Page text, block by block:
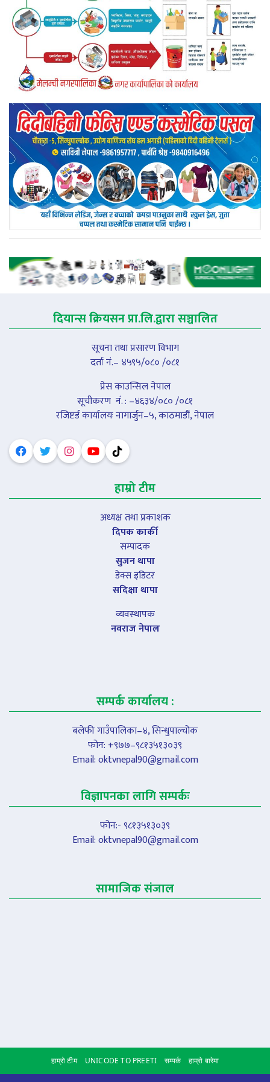
दियान्स क्रियसन प्रा.लि.द्वारा सञ्चालित
सूचना तथा प्रसारण विभाग
दर्ता नं.– ४५९५/०८० /०८१
प्रेस काउन्सिल नेपाल
सूचीकरण नंं. : –४६३४/०८० /०८१
रजिष्टर्ड कार्यालयः नागार्जुन–५, काठमाडौं, नेपाल
हाम्रो टीम
अध्यक्ष तथा प्रकाशक
दिपक कार्की
सम्पादक
सुजन थापा
डेक्स इडिटर
सदिक्षा थापा
व्यवस्थापक
नवराज नेपाल
सम्पर्क कार्यालय :
बलेफी गाउँपालिका–४, सिन्धुपाल्चोक
फोन: +९७७–९८१३५१३०३९
Email:oktvnepal90@gmail.com
विज्ञापनका लागि सम्पर्कः
फोन:- ९८१३५१३०३९
Email:oktvnepal90@gmail.com
सामाजिक संजाल
हाम्रो टीम UNICODE TO PREETI सम्पर्क हाम्रो बारेमा